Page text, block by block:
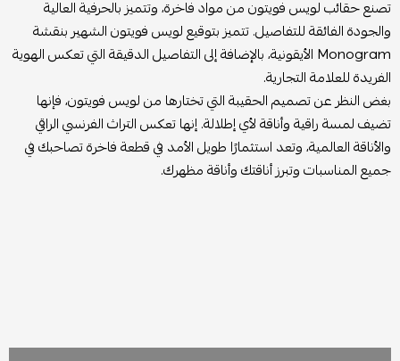
تصنع حقائب لويس فويتون من مواد فاخرة، وتتميز بالحرفية العالية
والجودة الفائقة للتفاصيل. تتميز بتوقيع لويس فويتون الشهير بنقشة
Monogram الأيقونية، بالإضافة إلى التفاصيل الدقيقة التي تعكس الهوية
الفريدة للعلامة التجارية.
بغض النظر عن تصميم الحقيبة التي تختارها من لويس فويتون، فإنها
تضيف لمسة راقية وأناقة لأي إطلالة. إنها تعكس التراث الفرنسي الراقي
والأناقة العالمية، وتعد استثمارًا طويل الأمد في قطعة فاخرة تصاحبك في
جميع المناسبات وتبرز أناقتك وأناقة مظهرك.